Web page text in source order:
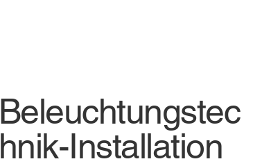
Beleuchtungstec
hnik-Installation